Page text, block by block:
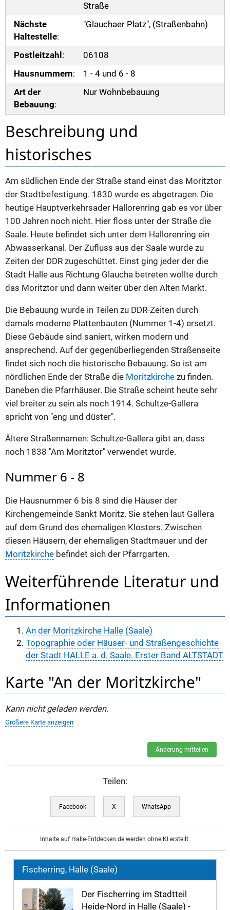
Straße
Nächste
Haltestelle:
"Glauchaer Platz", (Straßenbahn)
Postleitzahl :
06108
Hausnummern:
1 - 4 und 6 - 8
Art der
Bebauung:
Nur Wohnbebauung
Beschreibung und
historisches
Am südlichen Ende der Straße stand einst das Moritztor
der Stadtbefestigung. 1830 wurde es abgetragen. Die
heutige Hauptverkehrsader Hallorenring gab es vor über
100 Jahren noch nicht. Hier floss unter der Straße die
Saale. Heute befindet sich unter dem Hallorenring ein
Abwasserkanal. Der Zufluss aus der Saale wurde zu
Zeiten der DDR zugeschüttet. Einst ging jeder der die
Stadt Halle aus Richtung Glaucha betreten wollte durch
das Moritztor und dann weiter über den Alten Markt.
Die Bebauung wurde in Teilen zu DDR-Zeiten durch
damals moderne Plattenbauten (Nummer 1-4) ersetzt.
Diese Gebäude sind saniert, wirken modern und
ansprechend. Auf der gegenüberliegenden Straßenseite
findet sich noch die historische Bebauung. So ist am
nördlichen Ende der Straße die Moritzkirche zu finden.
Daneben die Pfarrhäuser. Die Straße scheint heute sehr
viel breiter zu sein als noch 1914. Schultze-Gallera
spricht von "eng und düster".
Ältere Straßennamen: Schultze-Gallera gibt an, dass
noch 1838 "Am Moritztor" verwendet wurde.
Nummer 6 - 8
Die Hausnummer 6 bis 8 sind die Häuser der
Kirchengemeinde Sankt Moritz. Sie stehen laut Gallera
auf dem Grund des ehemaligen Klosters. Zwischen
diesen Häusern, der ehemaligen Stadtmauer und der
Moritzkirche befindet sich der Pfarrgarten.
Weiterführende Literatur und
Informationen
An der Moritzkirche Halle (Saale)
Topographie oder Häuser- und Straßengeschichte
der Stadt HALLE a. d. Saale. Erster Band ALTSTADT
Karte "An der Moritzkirche"
Kann nicht geladen werden.
Größere Karte anzeigen
Änderung mitteilen
Teilen:
Facebook X WhatsApp
Inhalte auf Halle-Entdecken.de werden ohne KI erstellt.
Fischerring, Halle (Saale)
Der Fischerring im Stadtteil
Heide-Nord in Halle (Saale) -